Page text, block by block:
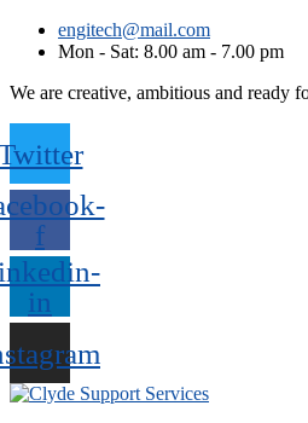
engitech@mail.com
Mon - Sat: 8.00 am - 7.00 pm
We are creative, ambitious and ready
f
in